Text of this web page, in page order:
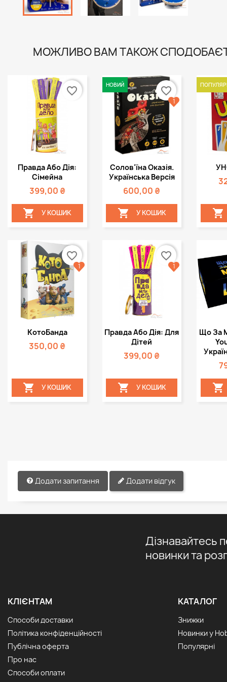
МОЖЛИВО ВАМ ТАКОЖ
Швидкий
перегляд
Правда Або Дія:
Сімейна
399,00 ₴
 У КОШИК
favorite_border
Швидкий
перегляд
Солов'їна Оказія.
Українська Версія
600,00 ₴
НОВИЙ
 У КОШИК
favorite_border
1


Швидкий
перегляд
КотоБанда
350,00 ₴
 У КОШИК
favorite_border
1
Швидкий
перегляд
Правда Або Дія: Для
Дітей
399,00 ₴
 У КОШИК
favorite_border
1

Що За

Додати запитання Додати відгук
Дізнавайтесь
новинки та
КЛІЄНТАМ
Способи доставки
Політика конфіденційності
Публічна оферта
Про нас
Способи оплати
КАТАЛОГ
Знижки
Новинки у
Популярні